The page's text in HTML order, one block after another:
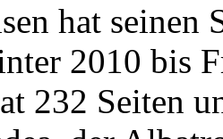
hat seinen
2010 bis
232 Seiten